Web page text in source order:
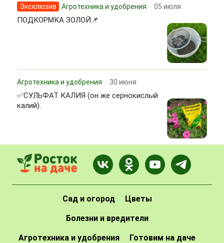
Эксклюзив Агротехника и удобрения 05 июля
ПОДКОРМКА ЗОЛОЙ📌
Агротехника и удобрения 30 июня
✅СУЛЬФАТ КАЛИЯ (он же сернокислый
калий).
Сад и огород Цветы
Болезни и вредители
Агротехника и удобрения Готовим на даче